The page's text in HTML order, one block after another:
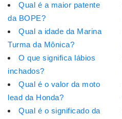
Qual é a maior patente
da BOPE?
Qual a idade da Marina
Turma da Mônica?
O que significa lábios
inchados?
Qual é o valor da moto
lead da Honda?
Qual é o significado da